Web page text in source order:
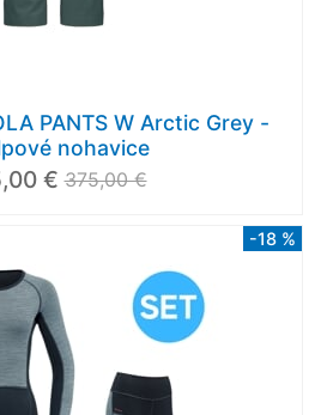
PANTS W Arctic Grey -
nohavice
€ 375,00 €
-18 %